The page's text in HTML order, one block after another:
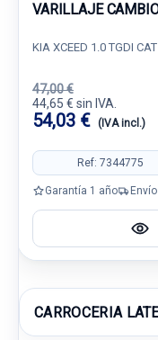
VARILLAJE
KIA XCEED 1.0 TGDI CAT
47,00 €
44,65 € sin IVA.
54,03 € (IVA incl.)
Ref: 7344775
Garantía 1 año
CARROCERIA